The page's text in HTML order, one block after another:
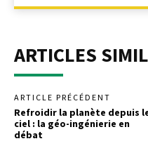
ARTICLES
ARTICLE PRÉCÉDENT
Refroidir la planète depuis
ciel : la géo-ingénierie en
débat